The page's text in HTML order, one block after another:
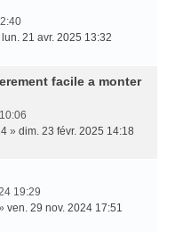
lun. 21 avr. 2025 13:32
facile a monter
» dim. 23 févr. 2025 14:18
19:29
ven. 29 nov. 2024 17:51